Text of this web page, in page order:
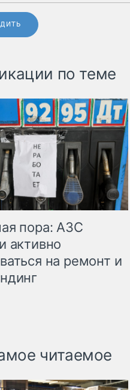
по теме
пора: АЗС
активно
на ремонт и
читаемое